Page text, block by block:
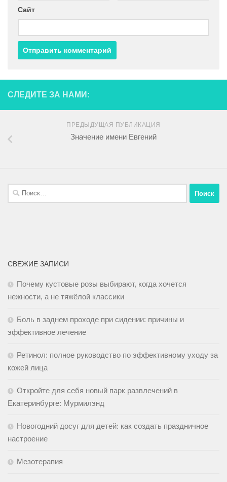
Сайт
СЛЕДИТЕ ЗА НАМИ:
ПРЕДЫДУЩАЯ ПУБЛИКАЦИЯ
Значение имени Евгений
СВЕЖИЕ ЗАПИСИ
Почему кустовые розы выбирают, когда хочется
нежности, а не тяжёлой классики
Боль в заднем проходе при сидении: причины и
эффективное лечение
Ретинол: полное руководство по эффективному уходу за
кожей лица
Откройте для себя новый парк развлечений в
Екатеринбурге: Мурмилэнд
Новогодний досуг для детей: как создать праздничное
настроение
Мезотерапия